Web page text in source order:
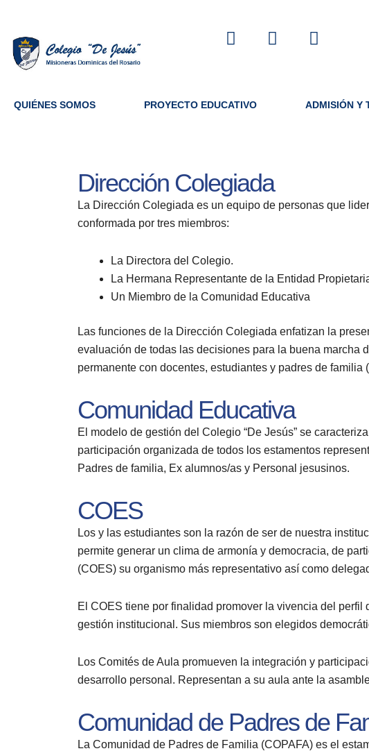
contenido
F
a
b
o
I
n
Y
o
u
b
QUIÉNES SOMOS PROYECTO EDUCATIVO ADMISIÓN Y
Dirección Colegiada
La Dirección Colegiada es un equipo de personas que
conformada por tres miembros:
La Directora del Colegio.
La Hermana Representante de la Entidad
Un Miembro de la Comunidad Educativa
Las funciones de la Dirección Colegiada enfatizan la
evaluación de todas las decisiones para la buena marcha
permanente con docentes, estudiantes y padres de familia
Comunidad Educativa
El modelo de gestión del Colegio “De Jesús” se
participación organizada de todos los estamentos
Padres de familia, Ex alumnos/as y Personal jesusinos.
COES
Los y las estudiantes son la razón de ser de nuestra
permite generar un clima de armonía y democracia, de
(COES) su organismo más representativo así como
El COES tiene por finalidad promover la vivencia del
gestión institucional. Sus miembros son elegidos
Los Comités de Aula promueven la integración y
desarrollo personal. Representan a su aula ante la
Comunidad de Padres de
La Comunidad de Padres de Familia (COPAFA) es el